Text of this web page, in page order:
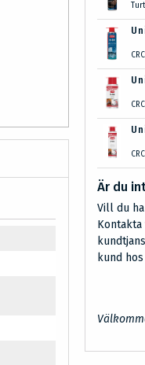
CRC
CRC
CRC
Är du
Vill du
kund